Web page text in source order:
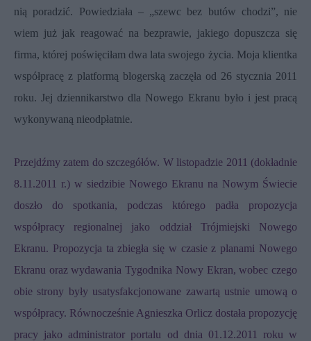
nią poradzić. Powiedziała – „szewc bez butów chodzi”, nie
wiem już jak reagować na bezprawie, jakiego dopuszcza się
firma, której poświęciłam dwa lata swojego życia. Moja klientka
współpracę z platformą blogerską zaczęła od 26 stycznia 2011
roku. Jej dziennikarstwo dla Nowego Ekranu było i jest pracą
wykonywaną nieodpłatnie.
Przejdźmy zatem do szczegółów. W listopadzie 2011 (dokładnie
8.11.2011 r.) w siedzibie Nowego Ekranu na Nowym Świecie
doszło do spotkania, podczas którego padła propozycja
współpracy regionalnej jako oddział Trójmiejski Nowego
Ekranu. Propozycja ta zbiegła się w czasie z planami Nowego
Ekranu oraz wydawania Tygodnika Nowy Ekran, wobec czego
obie strony były usatysfakcjonowane zawartą ustnie umową o
współpracy. Równocześnie Agnieszka Orlicz dostała propozycję
pracy jako administrator portalu od dnia 01.12.2011 roku w